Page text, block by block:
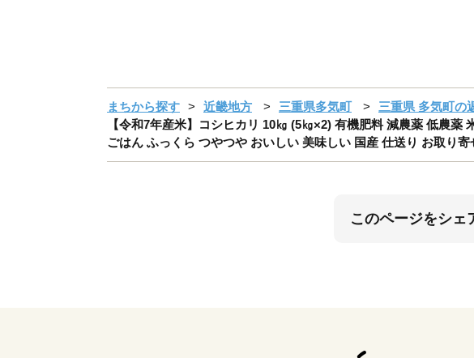
まちから探す 近畿地方 三重県多気町
三重県 多気町の
【令和7年産米】コシヒカリ 10㎏ (5㎏×2) 有機肥料 減農薬 低農
ごはん ふっくら つやつや おいしい 美味しい 国産 仕送り お取り
このページをシェ